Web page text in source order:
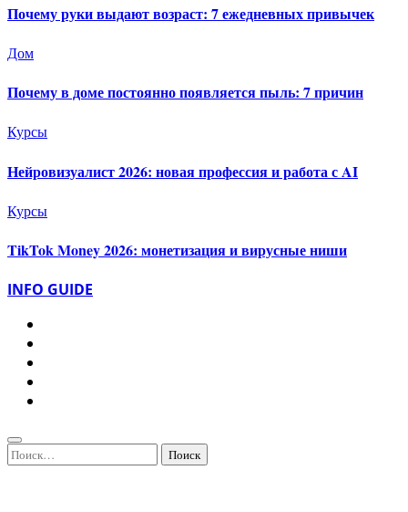
Почему руки выдают возраст: 7 ежедневных привычек
Дом
Почему в доме постоянно появляется пыль: 7 причин
Курсы
Нейровизуалист 2026: новая профессия и работа с AI
Курсы
TikTok Money 2026: монетизация и вирусные ниши
INFO GUIDE
Найти: